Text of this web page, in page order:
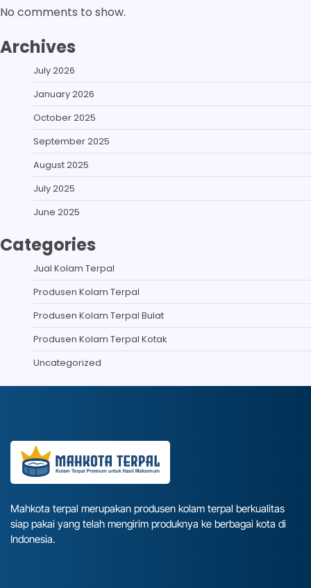
No comments to show.
Archives
July 2026
January 2026
October 2025
September 2025
August 2025
July 2025
June 2025
Categories
Jual Kolam Terpal
Produsen Kolam Terpal
Produsen Kolam Terpal Bulat
Produsen Kolam Terpal Kotak
Uncategorized
Mahkota terpal merupakan produsen kolam terpal berkualitas
siap pakai yang telah mengirim produknya ke berbagai kota di
Indonesia.